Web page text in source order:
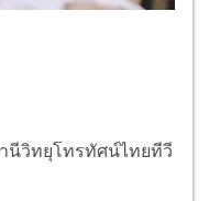
นีวิทยุโทรทัศน์ไทยทีวี